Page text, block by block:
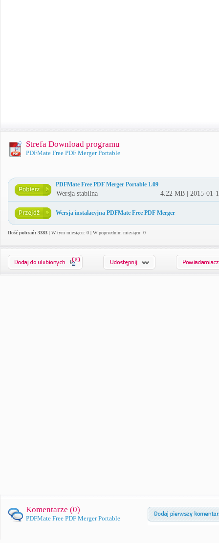
Strefa Download programu
PDFMate Free PDF Merger Portable
PDFMate Free PDF Merger Portable 1.09
Wersja stabilna 4.22 MB | 2015-01-
Wersja instalacyjna PDFMate Free PDF Merger
Ilość pobrań: 3383 | W tym miesiącu: 0 | W poprzednim miesiącu: 0
0
Komentarze (0)
PDFMate Free PDF Merger Portable